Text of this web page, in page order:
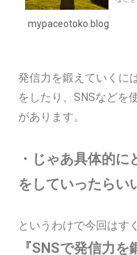
mypaceotoko.blog
発信力を鍛えていくに
をしたり、SNSなどを
があります。
・じゃあ具体的
をしていったらい
というわけで今回はす
『SNSで発信力を